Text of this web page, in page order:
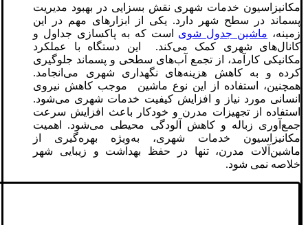
مکانیزاسیون خدمات شهری نقش بسزایی در بهبود مدیریت
پسماند در سطح شهر دارد. یکی از ابزارهای مهم در این
زمینه، ماشین جدول شوی است که به پاکسازی جداول و
کانال‌های شهری کمک می‌کند. این دستگاه با عملکرد
مکانیکی کارآمد، از تجمع آب‌های سطحی و پسماند جلوگیری
کرده و به کاهش هزینه‌های نگهداری شهری می‌انجامد.
همچنین، استفاده از این نوع ماشین موجب کاهش نیروی
انسانی مورد نیاز و افزایش کیفیت خدمات شهری می‌شود.
استفاده از تجهیزات مدرن و خودکار باعث افزایش سرعت
جمع‌آوری زباله و کاهش آلودگی محیطی می‌شود. اهمیت
مکانیزاسیون خدمات شهری، به‌ویژه بهره‌گیری از
ماشین‌آلات مدرن، تنها در حفظ بهداشت و زیبایی شهر
خلاصه نمی شود.